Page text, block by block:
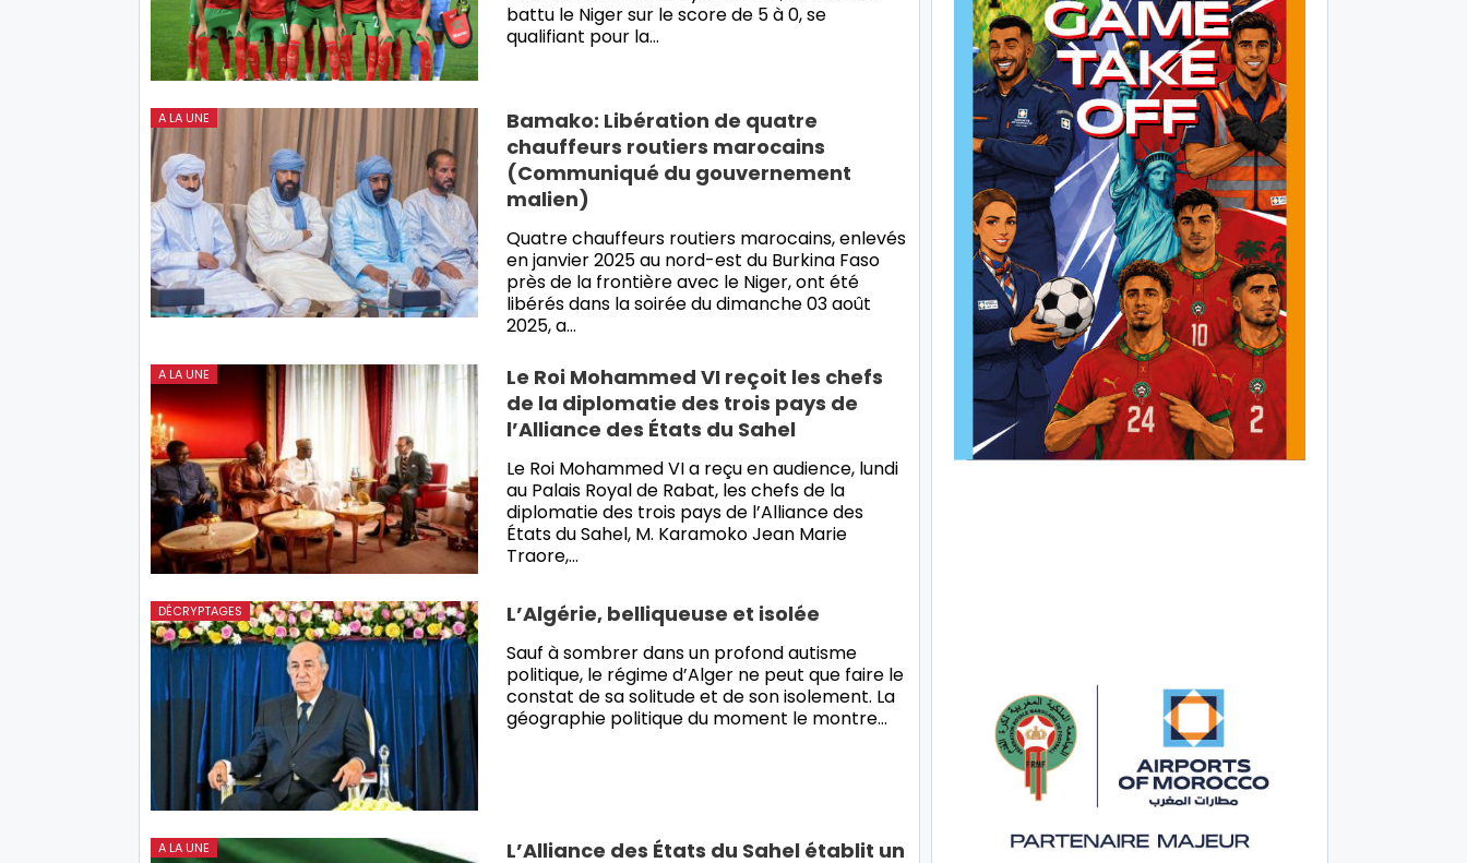
battu le Niger sur le score de 5 à 0, se
qualifiant pour la…
A LA UNE
Bamako: Libération de quatre
chauffeurs routiers marocains
(Communiqué du gouvernement
malien)
Quatre chauffeurs routiers marocains, enlevés
en janvier 2025 au nord-est du Burkina Faso
près de la frontière avec le Niger, ont été
libérés dans la soirée du dimanche 03 août
2025, a…
A LA UNE
Le Roi Mohammed VI reçoit les chefs
de la diplomatie des trois pays de
l’Alliance des États du Sahel
Le Roi Mohammed VI a reçu en audience, lundi
au Palais Royal de Rabat, les chefs de la
diplomatie des trois pays de l’Alliance des
États du Sahel, M. Karamoko Jean Marie
Traore,…
DÉCRYPTAGES L’Algérie, belliqueuse et isolée
Sauf à sombrer dans un profond autisme
politique, le régime d’Alger ne peut que faire le
constat de sa solitude et de son isolement. La
géographie politique du moment le montre…
A LA UNE
L’Alliance des États du Sahel établit un